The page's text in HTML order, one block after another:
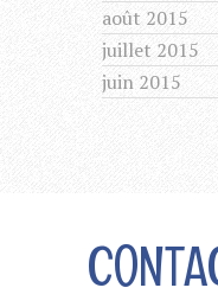
août 2015
juillet 2015
juin 2015